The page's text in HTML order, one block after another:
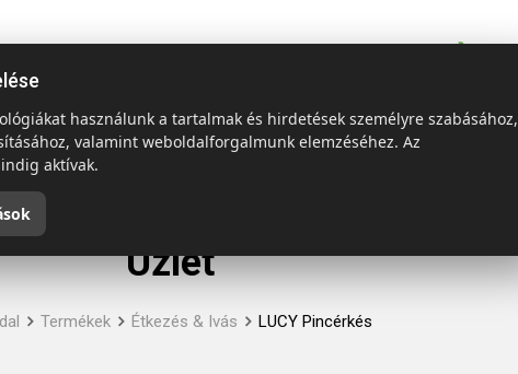
Emblémázás és szállítás Tech = Kedvező ár ESG
Üzlet
Termékek Étkezés & Ivás LUCY Pincérkés
használunk a tartalmak és hirdetések személyre szabásához,
valamint weboldalforgalmunk elemzéséhez. Az
aktívak.